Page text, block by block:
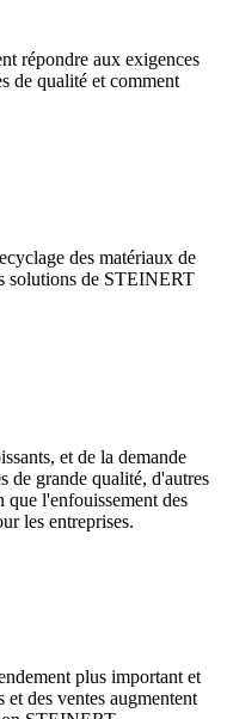
répondre aux exigences
de qualité et comment
des matériaux de
solutions de STEINERT
et de la demande
de grande qualité, d'autres
l'enfouissement des
les entreprises.
plus important et
des ventes augmentent